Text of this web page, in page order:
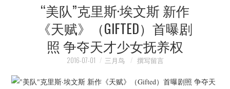
映像快讯
预告片
“美队”克里斯·埃文斯 新作
《天赋》（GIFTED）首曝剧
照 争夺天才少女抚养权
2016-07-01 三月鸟 撰写留言